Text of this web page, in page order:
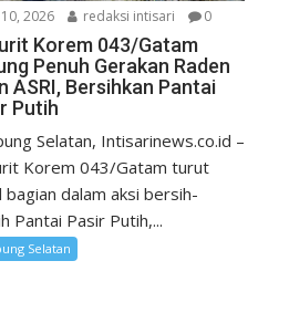
10, 2026 redaksi intisari 0
Korem 043/Gatam
Penuh Gerakan Raden
ASRI, Bersihkan Pantai
Putih
Selatan, Intisarinews.co.id –
Korem 043/Gatam turut
bagian dalam aksi bersih-
Pantai Pasir Putih,...
Selatan